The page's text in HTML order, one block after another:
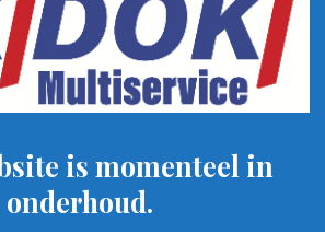
is momenteel in
onderhoud.